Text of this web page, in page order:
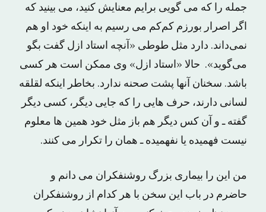
جمله را که می گویی برایم معنایش کنید، می بینید که
اگر اصرار بورزم کم‌کم می ‌رسیم به اینکه خود او هم
نمی‌داند. دارد مثل طوطی «آنچه استاد ازل گفت بگو
می‌گوید». حالا «استاد ازل» وی ممکن است هر کسی
باشد. سخنان آنها پشت صحنه ندارد. بخاطر اینکه لقلقه‌
لسانی دارند، حرف هایی را که جایی دیگر، کسی دیگر
گفته ـ و آن کس دیگر هم باز مثل خود همین ‌ها معلوم
نیست فهمیده یا نفهمیده ـ همان را تکرار می کنند.
من این را بیماری بزرگ روشنفکران می‌ دانم و
حاضرم در باب این سخن با هر کدام از روشنفکران